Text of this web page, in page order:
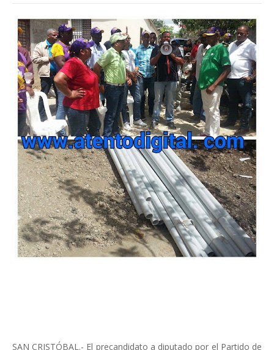
SAN CRISTÓBAL.- El precandidato a diputado por el Partido de